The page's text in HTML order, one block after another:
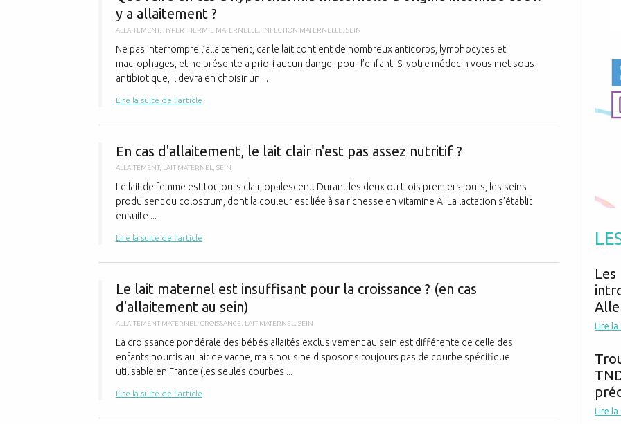
Cardio vasculaire
Chirurgie
Comportement
Grossesse
Handicap
y a allaitement ?
ALLAITEMENT, HYPERTHERMIE MATERNELLE INFECTION MATERNELLE SEIN
Ne pas interrompre l’allaitement, car le lait contient de nombreux anticorps, lymphocytes et
macrophages, et ne présente a priori aucun danger pour l’enfant. Si votre médecin vous met sous
antibiotique, il devra en choisir un ...
Lire la suite de l'article
En cas d'allaitement, le lait clair n'est pas assez nutritif ?
ALLAITEMENT, LAIT MATERNEL SEIN
Le lait de femme est toujours clair, opalescent. Durant les deux ou trois premiers jours, les seins
produisent du colostrum, dont la couleur est liée à sa richesse en vitamine A. La lactation s’établit
ensuite ...
Lire la suite de l'article
En cas
Le lait maternel est insuffisant pour la croissance ? (en cas
d'allaitement au sein)
ALLAITEMENT MATERNEL CROISSANCE LAIT MATERNEL SEIN
La croissance pondérale des bébés allaités exclusivement au sein est différente de celle des
enfants nourris au lait de vache, mais nous ne disposons toujours pas de courbe spécifique
utilisable en France (les seules courbes ...
Lire la suite de l'article
Le lait
Lire la
Lire la